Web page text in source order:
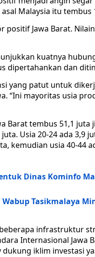
Malaysia itu tembus
Jawa Barat.
kuatnya
dipertahankan dan
yang patut untuk
“Ini mayoritas usia
Barat tembus 51,1 juta
Usia 20-24 ada 3,9
kemudian usia 40-44
Dinas Kominfo
Tasikmalaya
infrastruktur
Internasional Jawa
iklim investasi